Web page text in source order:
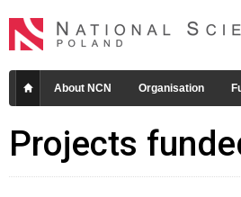
About NCN Organisation
Projects